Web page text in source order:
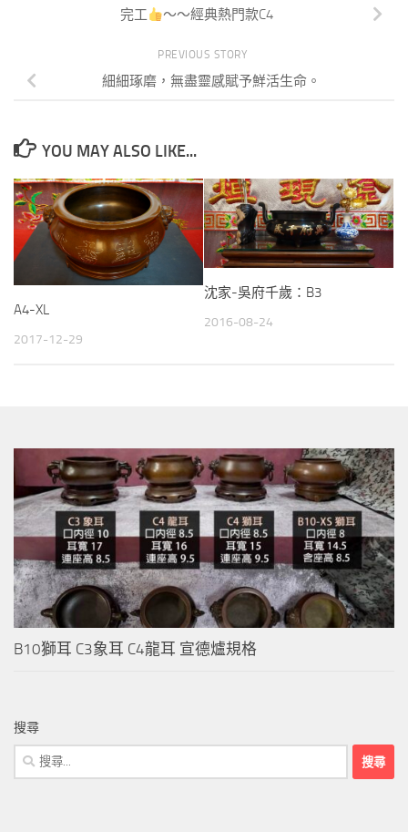
完工 ～～經典熱門款C4
PREVIOUS STORY
細細琢磨，無盡靈感賦予鮮活生命。
YOU MAY ALSO LIKE...
A4-XL
2017-12-29
沈家-吳府千歲：B3
2016-08-24
B10獅耳 C3象耳 C4龍耳 宣德爐規格
搜尋
搜
尋